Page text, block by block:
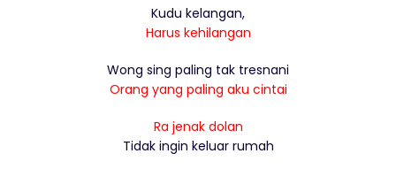
Kudu kelangan,
Harus kehilangan
Wong sing paling tak tresnani
Orang yang paling aku cintai
Ra jenak dolan
Tidak ingin keluar rumah